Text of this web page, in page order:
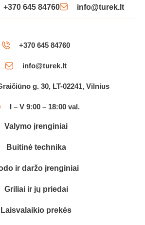
+370 645 84760 info@turek.lt
+370 645 84760
info@turek.lt
g. 30, LT-02241, Vilnius
I – V 9:00 – 18:00 val.
Valymo įrenginiai
Buitinė technika
ir daržo įrenginiai
Griliai ir jų priedai
Laisvalaikio prekės